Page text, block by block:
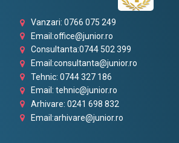
Vanzari: 0766 075 249
Email:office@junior.ro
Consultanta:0744 502 399
Email:consultanta@junior.ro
Tehnic: 0744 327 186
Email: tehnic@junior.ro
Arhivare: 0241 698 832
Email:arhivare@junior.ro